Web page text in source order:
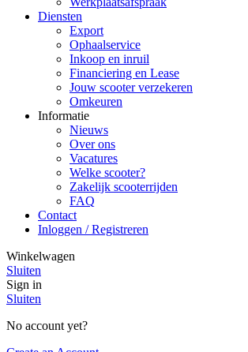
Diensten
Export
Ophaalservice
Inkoop en inruil
Financiering en Lease
Jouw scooter verzekeren
Omkeuren
Informatie
Nieuws
Over ons
Vacatures
Welke scooter?
Zakelijk scooterrijden
FAQ
Contact
Inloggen / Registreren
Winkelwagen
Sluiten
Sign in
Sluiten
No account yet?